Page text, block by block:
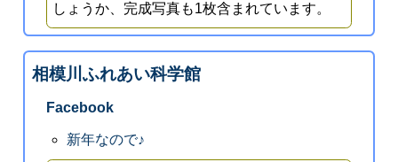
しょうか、完成写真も1枚含まれています。
相模川ふれあい科学館
Facebook
新年なので♪